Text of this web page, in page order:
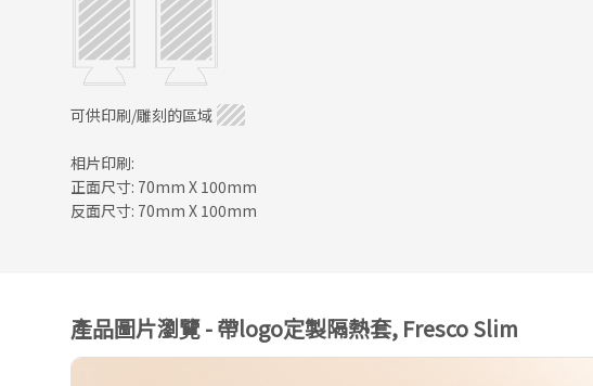
可供印刷/雕刻的區域
相片印刷:
正面尺寸: 70mm X 100mm
反面尺寸: 70mm X 100mm
產品圖片瀏覽 - 帶logo定製隔熱套, Fresco Slim